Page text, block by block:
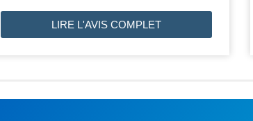
LIRE L'AVIS COMPLET